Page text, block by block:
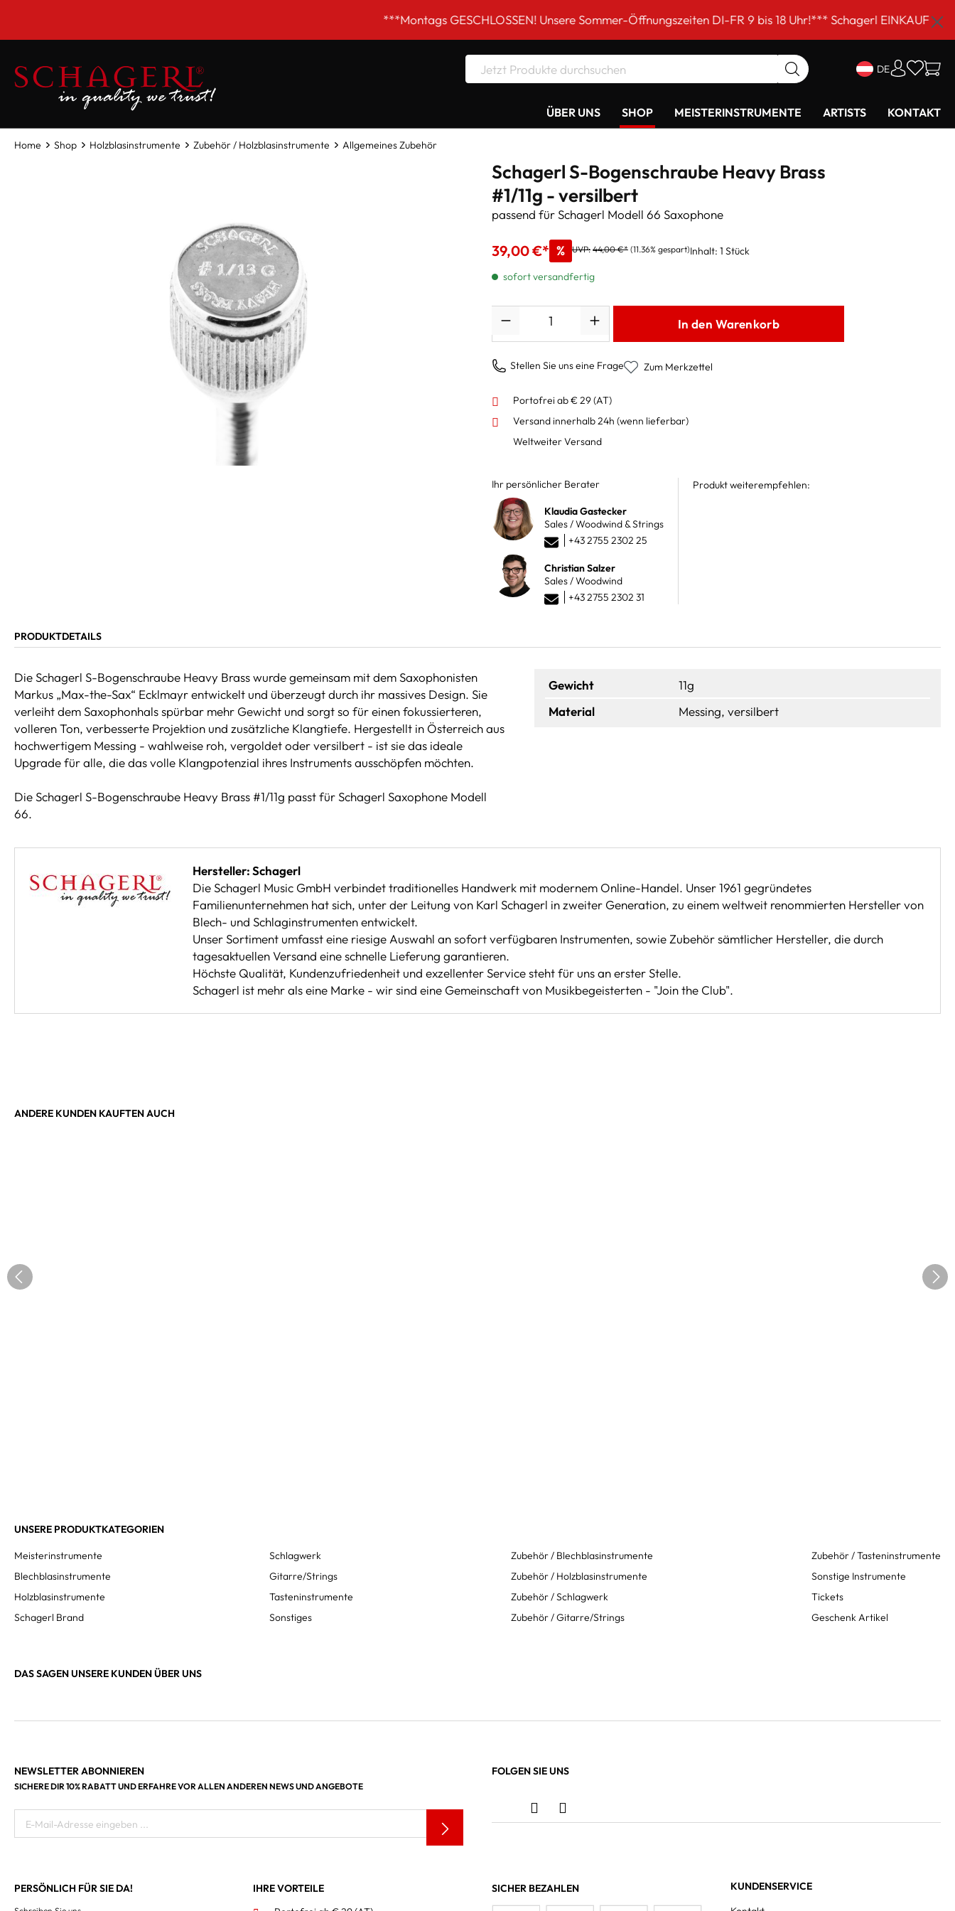
***Montags GESCHLOSSEN! Unsere Sommer-Öffnungszeiten DI-FR 9 bis 18 Uhr!*** Schagerl EINKAUFSSAMSTAG am
DE
ÜBER UNS SHOP MEISTERINSTRUMENTE ARTISTS KONTAKT
Home Shop Holzblasinstrumente Zubehör / Holzblasinstrumente Allgemeines Zubehör
Schagerl S-Bogenschraube Heavy Brass
#1/11g - versilbert
passend für Schagerl Modell 66 Saxophone
39,00 €* % UVP: 44,00 €* (11.36% gespart)Inhalt: 1 Stück
sofort versandfertig
In den Warenkorb
Stellen Sie uns eine Frage Zum Merkzettel
Portofrei ab € 29 (AT)
Versand innerhalb 24h (wenn lieferbar)
Weltweiter Versand
Ihr persönlicher Berater
Klaudia Gastecker
Sales / Woodwind & Strings
+43 2755 2302 25
Christian Salzer
Sales / Woodwind
+43 2755 2302 31
Produkt weiterempfehlen:
PRODUKTDETAILS
Die Schagerl S-Bogenschraube Heavy Brass wurde gemeinsam mit dem Saxophonisten
Markus „Max-the-Sax“ Ecklmayr entwickelt und überzeugt durch ihr massives Design. Sie
verleiht dem Saxophonhals spürbar mehr Gewicht und sorgt so für einen fokussierteren,
volleren Ton, verbesserte Projektion und zusätzliche Klangtiefe. Hergestellt in Österreich aus
hochwertigem Messing - wahlweise roh, vergoldet oder versilbert - ist sie das ideale
Upgrade für alle, die das volle Klangpotenzial ihres Instruments ausschöpfen möchten.
Die Schagerl S-Bogenschraube Heavy Brass #1/11g passt für Schagerl Saxophone Modell
66.
Gewicht
11g
Material
Messing, versilbert
Hersteller: Schagerl
Die Schagerl Music GmbH verbindet traditionelles Handwerk mit modernem Online-Handel. Unser 1961 gegründetes
Familienunternehmen hat sich, unter der Leitung von Karl Schagerl in zweiter Generation, zu einem weltweit renommierten Hersteller von
Blech- und Schlaginstrumenten entwickelt.
Unser Sortiment umfasst eine riesige Auswahl an sofort verfügbaren Instrumenten, sowie Zubehör sämtlicher Hersteller, die durch
tagesaktuellen Versand eine schnelle Lieferung garantieren.
Höchste Qualität, Kundenzufriedenheit und exzellenter Service steht für uns an erster Stelle.
Schagerl ist mehr als eine Marke - wir sind eine Gemeinschaft von Musikbegeisterten - "Join the Club".
ANDERE KUNDEN KAUFTEN AUCH
UNSERE PRODUKTKATEGORIEN
Meisterinstrumente
Blechblasinstrumente
Holzblasinstrumente
Schagerl Brand
Schlagwerk
Gitarre/Strings
Tasteninstrumente
Sonstiges
Zubehör / Blechblasinstrumente
Zubehör / Holzblasinstrumente
Zubehör / Schlagwerk
Zubehör / Gitarre/Strings
Zubehör / Tasteninstrumente
Sonstige Instrumente
Tickets
Geschenk Artikel
DAS SAGEN UNSERE KUNDEN ÜBER UNS
NEWSLETTER ABONNIEREN
SICHERE DIR 10% RABATT UND ERFAHRE VOR ALLEN ANDEREN NEWS UND ANGEBOTE
E-Mail-Adresse eingeben ...
FOLGEN SIE UNS
PERSÖNLICH FÜR SIE DA!
IHRE VORTEILE
SICHER BEZAHLEN
KUNDENSERVICE